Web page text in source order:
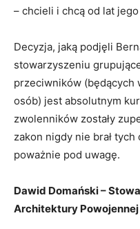
– chcieli i chcą od lat
Decyzja, jaką podjęli
stowarzyszeniu
przeciwników (będących
osób) jest absolutnym
zwolenników zostały
zakon nigdy nie brał
poważnie pod uwagę.
Dawid Domański –
Architektury Powojennej